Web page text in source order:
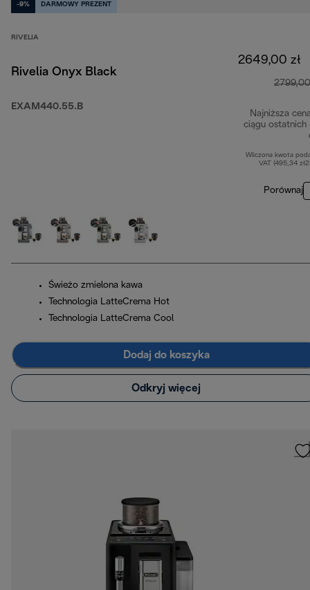
-9% DARMOWY PREZENT
RIVELIA
Rivelia Onyx Black
EXAM440.55.B
2649,00 zł
2799,00
Najniższa
ciągu ostatnich
Wliczona kwota
VAT (495,34
Porównaj
Świeżo zmielona kawa
Technologia LatteCrema Hot
Technologia LatteCrema Cool
Dodaj do koszyka
Odkryj więcej